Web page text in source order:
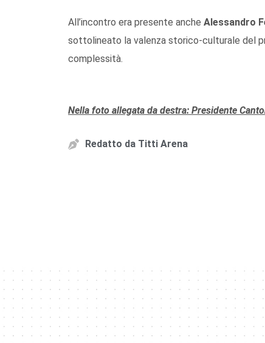
All’incontro era presente anche Alessandro
sottolineato la valenza storico-culturale del
complessità.
Nella foto allegata da destra: Presidente
Redatto da Titti Arena